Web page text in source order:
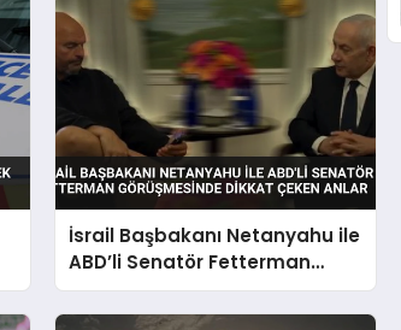
İsrail Başbakanı Netanyahu ile
ABD’li Senatör Fetterman
görüşmesinde dikkat çeken
anlar